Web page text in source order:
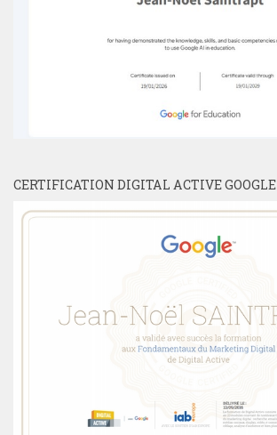
CERTIFICATION DIGITAL ACTIVE GOOGLE